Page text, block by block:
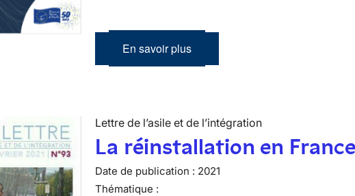
En savoir plus
Lettre de l’asile et de l’intégration
La réinstallation en France
Date de publication : 2021
Thématique :